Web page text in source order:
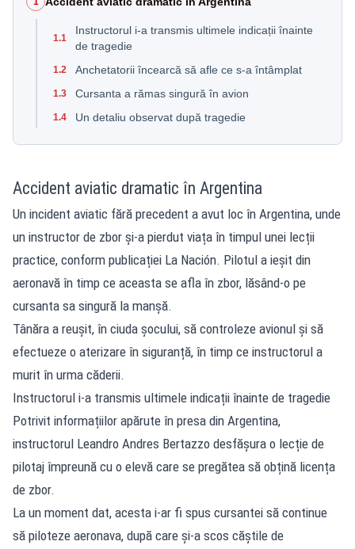
1.1
Instructorul i-a transmis ultimele indicații înainte
de tragedie
1.2 Anchetatorii încearcă să afle ce s-a întâmplat
1.3 Cursanta a rămas singură în avion
1.4 Un detaliu observat după tragedie
Accident aviatic dramatic în Argentina
Un incident aviatic fără precedent a avut loc în Argentina, unde
un instructor de zbor și-a pierdut viața în timpul unei lecții
practice, conform publicației La Nación. Pilotul a ieșit din
aeronavă în timp ce aceasta se afla în zbor, lăsând-o pe
cursanta sa singură la manșă.
Tânăra a reușit, în ciuda șocului, să controleze avionul și să
efectueze o aterizare în siguranță, în timp ce instructorul a
murit în urma căderii.
Instructorul i-a transmis ultimele indicații înainte de tragedie
Potrivit informațiilor apărute în presa din Argentina,
instructorul Leandro Andres Bertazzo desfășura o lecție de
pilotaj împreună cu o elevă care se pregătea să obțină licența
de zbor.
La un moment dat, acesta i-ar fi spus cursantei să continue
să piloteze aeronava, după care și-a scos căștile de